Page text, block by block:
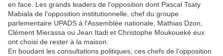
en face. Les grands leaders de l'opposition dont Pascal Tsaty
Mabiala de l'opposition institutionnelle, chef du groupe
parlementaire UPADS à l'Assemblée nationale, Mathias Dzon,
Clément Mierassa ou Jean Itadi et Christophe Moukoueké eux
ont choisi de rester à la maison.
En boudant les consultations politiques, ces chefs de l'opposition